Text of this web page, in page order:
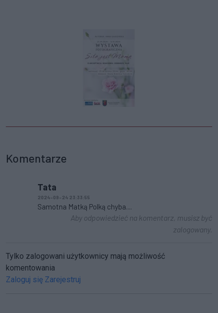
Komentarze
Tata
2024-09-24 23:33:55
Samotna Matką Polką chyba....
Aby odpowiedzieć na komentarz, musisz być
zalogowany.
Tylko zalogowani użytkownicy mają możliwość
komentowania
Zaloguj się Zarejestruj